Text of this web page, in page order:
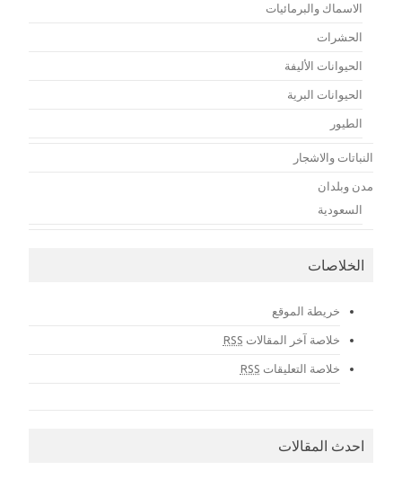
الاسماك والبرمائيات
الحشرات
الحيوانات الأليفة
الحيوانات البرية
الطيور
النباتات والاشجار
مدن وبلدان
السعودية
الخلاصات
خريطة الموقع
خلاصة آخر المقالات RSS
خلاصة التعليقات RSS
احدث المقالات